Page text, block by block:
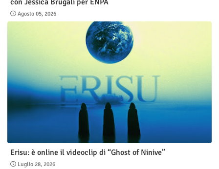
con Jessica Brugali per ENPA
Agosto 05, 2026
Erisu: è online il videoclip di “Ghost of Ninive”
Luglio 28, 2026